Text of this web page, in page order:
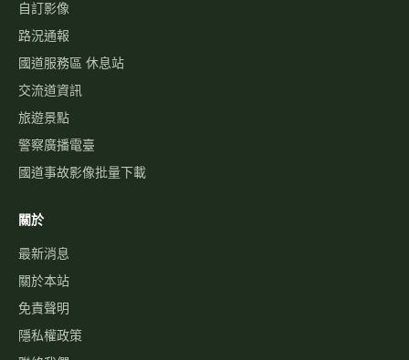
自訂影像
路況通報
國道服務區 休息站
交流道資訊
旅遊景點
警察廣播電臺
國道事故影像批量下載
關於
最新消息
關於本站
免責聲明
隱私權政策